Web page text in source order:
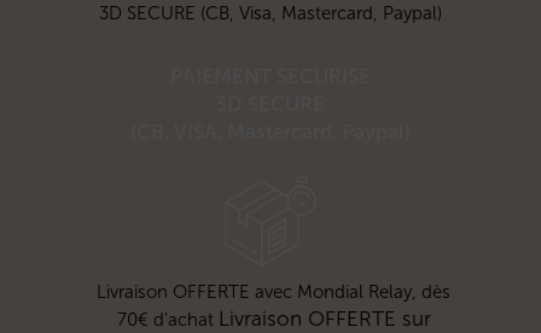
3D SECURE (CB, Visa, Mastercard, Paypal)
Livraison OFFERTE avec Mondial Relay, dès
70€ d’achat Livraison OFFERTE sur